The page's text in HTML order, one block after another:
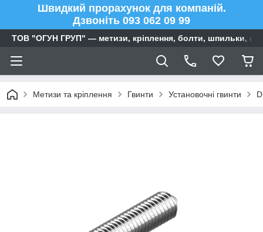
Швидкий прорахунок для компаній.
Дзвоніть 093 062 09 99
ТОВ "ОГУН ГРУП" — метизи, кріплення, болти, шпильки,
Метизи та кріплення Гвинти Установочні гвинти